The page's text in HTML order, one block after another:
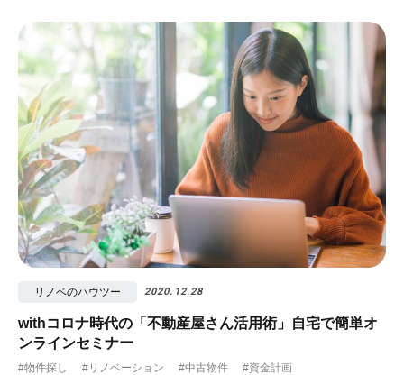
リノベのハウツー 2020.12.28
withコロナ時代の「不動産屋さん活用術」自宅で簡単オ
ンラインセミナー
#物件探し #リノベーション #中古物件
#資金計画